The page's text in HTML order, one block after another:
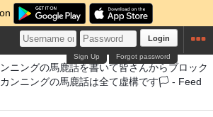
Login
Forgot password
Sign Up
ニングの馬鹿話を書いて皆さんからブロック
ンニングの馬鹿話は全て虚構です🏳️ - Feed